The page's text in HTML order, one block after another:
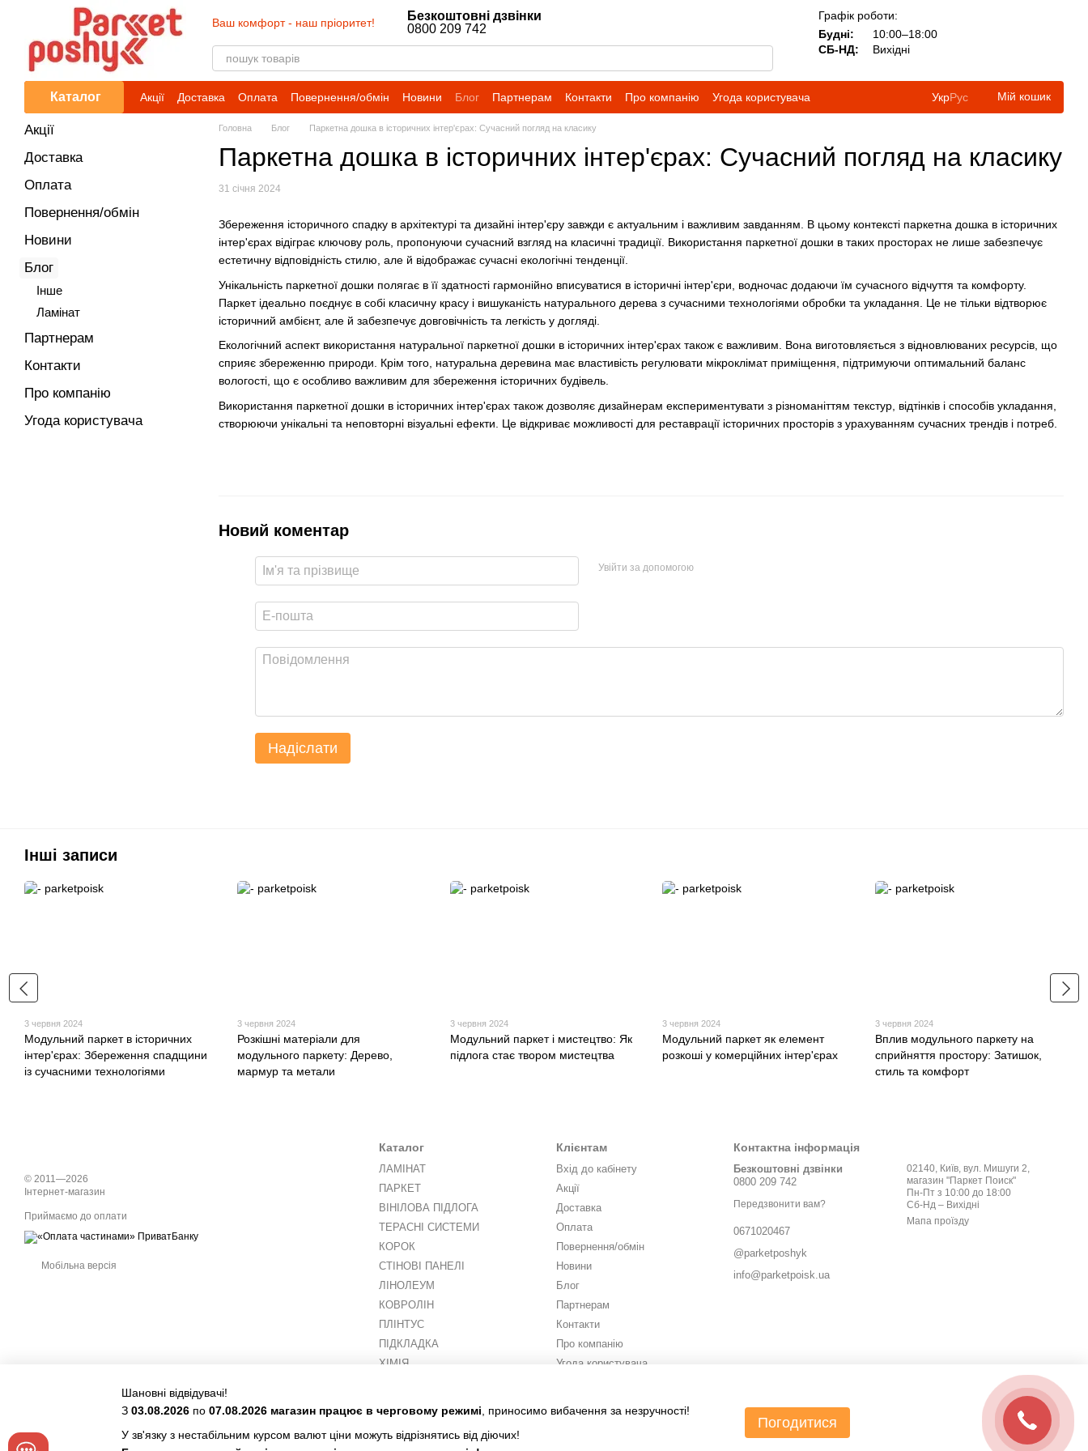
Перейти до основного контенту
Ваш комфорт - наш пріоритет!
Безкоштовні дзвінки
0800 209 742
Графік роботи:
Будні:
10:00–18:00
СБ-НД:
Вихідні
Каталог Акції Доставка Оплата Повернення/обмін Новини Блог Партнерам Контакти Про компанію Угода користувача УкрРус Мій кошик
Головна Блог Паркетна дошка в історичних інтер'єрах: Сучасний погляд на класику
Паркетна дошка в історичних інтер'єрах: Сучасний погляд на класику
31 січня 2024
Збереження історичного спадку в архітектурі та дизайні інтер'єру завжди є актуальним і важливим завданням. В цьому контексті паркетна дошка в історичних
інтер'єрах відіграє ключову роль, пропонуючи сучасний взгляд на класичні традиції. Використання паркетної дошки в таких просторах не лише забезпечує
естетичну відповідність стилю, але й відображає сучасні екологічні тенденції.
Унікальність паркетної дошки полягає в її здатності гармонійно вписуватися в історичні інтер'єри, водночас додаючи їм сучасного відчуття та комфорту.
Паркет ідеально поєднує в собі класичну красу і вишуканість натурального дерева з сучасними технологіями обробки та укладання. Це не тільки відтворює
історичний амбієнт, але й забезпечує довговічність та легкість у догляді.
Екологічний аспект використання натуральної паркетної дошки в історичних інтер'єрах також є важливим. Вона виготовляється з відновлюваних ресурсів, що
сприяє збереженню природи. Крім того, натуральна деревина має властивість регулювати мікроклімат приміщення, підтримуючи оптимальний баланс
вологості, що є особливо важливим для збереження історичних будівель.
Використання паркетної дошки в історичних інтер'єрах також дозволяє дизайнерам експериментувати з різноманіттям текстур, відтінків і способів укладання,
створюючи унікальні та неповторні візуальні ефекти. Це відкриває можливості для реставрації історичних просторів з урахуванням сучасних трендів і потреб.
Новий коментар
Увійти за допомогою
Надіслати
Акції
Доставка
Оплата
Повернення/обмін
Новини
Блог
Iнше
Ламінат
Партнерам
Контакти
Про компанію
Угода користувача
Інші записи
3 червня 2024
Модульний паркет в історичних
інтер'єрах: Збереження спадщини
із сучасними технологіями
3 червня 2024
Розкішні матеріали для
модульного паркету: Дерево,
мармур та метали
3 червня 2024
Модульний паркет і мистецтво: Як
підлога стає твором мистецтва
3 червня 2024
Модульний паркет як елемент
розкоші у комерційних інтер'єрах
3 червня 2024
Вплив модульного паркету на
сприйняття простору: Затишок,
стиль та комфорт
© 2011—2026
Інтернет-магазин
Приймаємо до оплати
Мобільна версія
Інтернет-магазин створений з Хорошоп
Каталог
ЛАМІНАТ
ПАРКЕТ
ВІНІЛОВА ПІДЛОГА
ТЕРАСНІ СИСТЕМИ
КОРОК
СТІНОВІ ПАНЕЛІ
ЛІНОЛЕУМ
КОВРОЛІН
ПЛІНТУС
ПІДКЛАДКА
ХІМІЯ
Клієнтам
Вхід до кабінету
Акції
Доставка
Оплата
Повернення/обмін
Новини
Блог
Партнерам
Контакти
Про компанію
Угода користувача
Контактна інформація
Безкоштовні дзвінки
0800 209 742
Передзвонити вам?
0671020467
@parketposhyk
info@parketpoisk.ua
02140, Київ, вул. Мишуги 2,
магазин "Паркет Поиск"
Пн-Пт з 10:00 до 18:00
Сб-Нд – Вихідні
Мапа проїзду
Шановні відвідувачі!
З 03.08.2026 по 07.08.2026 магазин працює в черговому режимі , приносимо вибачення за незручності!
У зв'язку з нестабільним курсом валют ціни можуть відрізнятись від діючих!
Погодитися